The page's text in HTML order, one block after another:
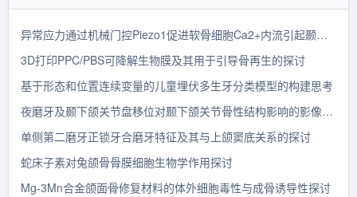
异常应力通过机械门控Piezo1促进软骨细胞Ca2+内流引起颞下颌关节骨关节炎的实验探讨
3D打印PPC/PBS可降解生物膜及其用于引导骨再生的探讨
基于形态和位置连续变量的儿童埋伏多生牙分类模型的构建思考
夜磨牙及颞下颌关节盘移位对颞下颌关节骨性结构影响的影像学探讨
单侧第二磨牙正锁牙合磨牙特征及其与上颌窦底关系的探讨
蛇床子素对兔颌骨骨膜细胞生物学作用探讨
Mg-3Mn合金颌面骨修复材料的体外细胞毒性与成骨诱导性探讨